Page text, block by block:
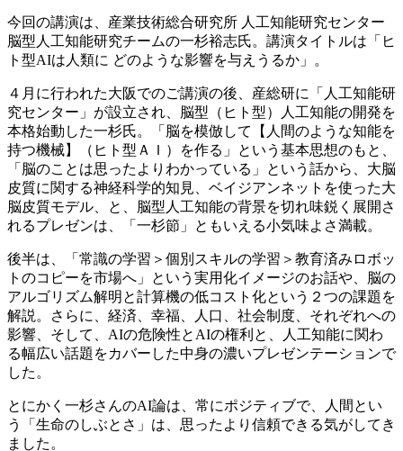
今回の講演は、産業技術総合研究所 人工知能研究センター
脳型人工知能研究チームの一杉裕志氏。講演タイトルは「ヒ
ト型AIは人類に どのような影響を与えうるか」。
４月に行われた大阪でのご講演の後、産総研に「人工知能研
究センター」が設立され、脳型（ヒト型）人工知能の開発を
本格始動した一杉氏。「脳を模倣して【人間のような知能を
持つ機械】（ヒト型ＡＩ）を作る」という基本思想のもと、
「脳のことは思ったよりわかっている」という話から、大脳
皮質に関する神経科学的知見、ベイジアンネットを使った大
脳皮質モデル、と、脳型人工知能の背景を切れ味鋭く展開さ
れるプレゼンは、「一杉節」ともいえる小気味よさ満載。
後半は、「常識の学習＞個別スキルの学習＞教育済みロボッ
トのコピーを市場へ」という実用化イメージのお話や、脳の
アルゴリズム解明と計算機の低コスト化という２つの課題を
解説。さらに、経済、幸福、人口、社会制度、それぞれへの
影響、そして、AIの危険性とAIの権利と、人工知能に関わ
る幅広い話題をカバーした中身の濃いプレゼンテーションで
した。
とにかく一杉さんのAI論は、常にポジティブで、人間とい
う「生命のしぶとさ」は、思ったより信頼できる気がしてき
ました。